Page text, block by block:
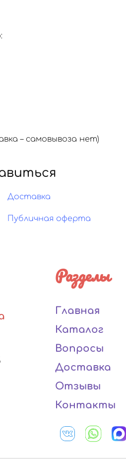
– самовывоза нет)
Доставка
Публичная оферта
Разделы
Главная
Каталог
Вопросы
Доставка
Отзывы
Контакты